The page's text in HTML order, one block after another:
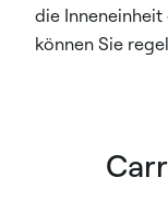
die
können Sie